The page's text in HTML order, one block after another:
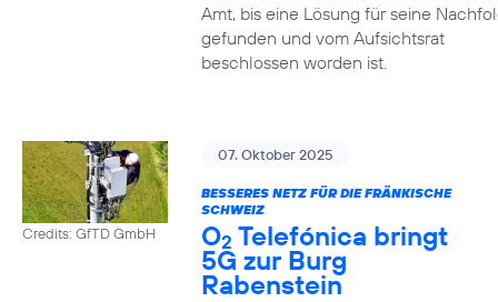
Amt, bis eine Lösung für seine
gefunden und vom Aufsichtsrat
beschlossen worden ist.
Credits: GfTD GmbH
07. Oktober 2025
BESSERES NETZ FÜR DIE FRÄNKISCHE
SCHWEIZ
O2 Telefónica bringt
5G zur Burg
Rabenstein